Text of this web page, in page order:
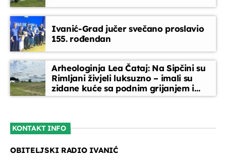
07:35 - 08:00
Melodija dana
08:00 - 08:15
08:15 - 08:45
Vijesti
Ivanić-Grad jučer svečano proslavio
155. rođendan
Arheologinja Lea Čataj: Na Sipčini su
Rimljani živjeli luksuzno – imali su
zidane kuće sa podnim grijanjem i
oslikanim zidovima
KONTAKT INFO
OBITELJSKI RADIO IVANIĆ